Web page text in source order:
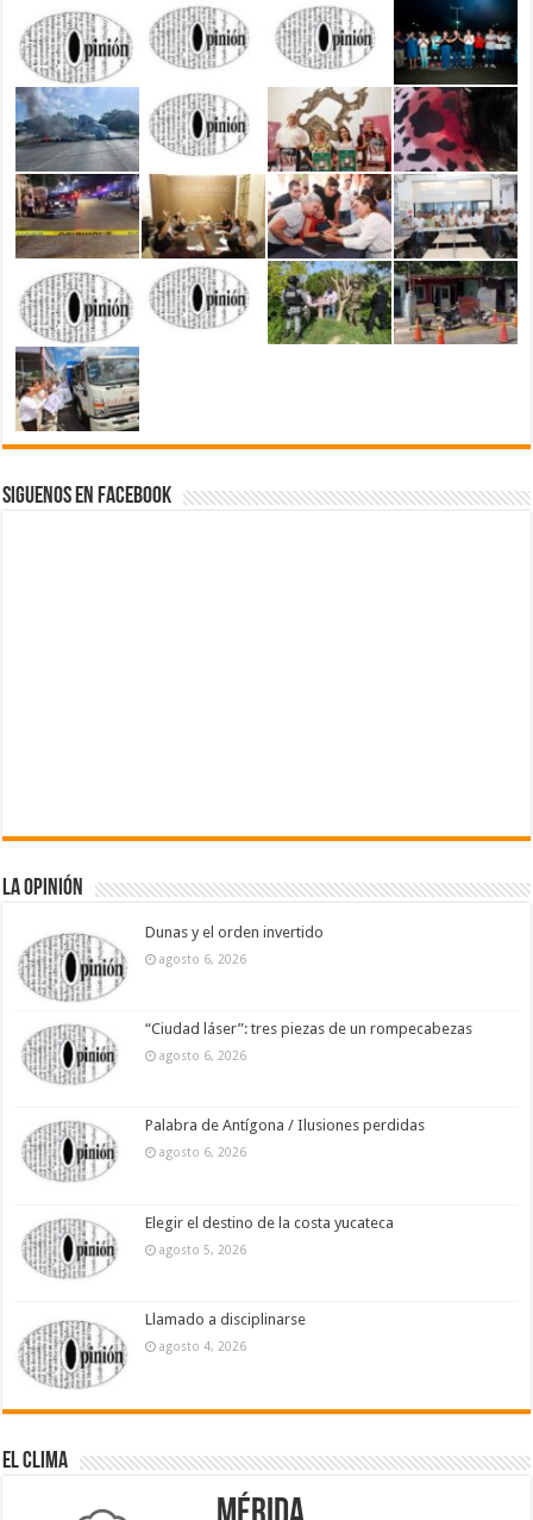
Siguenos en Facebook
La Opinión
Dunas y el orden invertido
agosto 6, 2026
“Ciudad láser”: tres piezas de un rompecabezas
agosto 6, 2026
Palabra de Antígona / Ilusiones perdidas
agosto 6, 2026
Elegir el destino de la costa yucateca
agosto 5, 2026
Llamado a disciplinarse
agosto 4, 2026
El Clima